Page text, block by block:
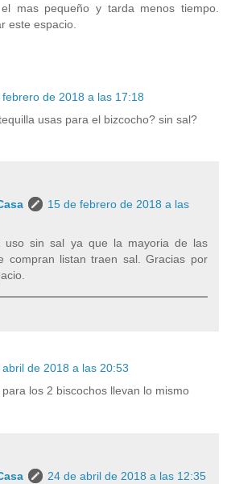
mas pequeño y tarda menos tiempo.
este espacio.
febrero de 2018 a las 17:18
usas para el bizcocho? sin sal?
15 de febrero de 2018 a las
uso sin sal ya que la mayoria de las
compran listan traen sal. Gracias por
de 2018 a las 20:53
los 2 biscochos llevan lo mismo
24 de abril de 2018 a las 12:35